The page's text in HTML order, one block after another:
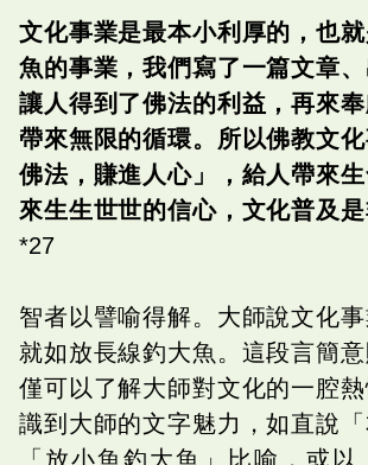
文化事業是最本小利厚的，也
魚的事業，我們寫了一篇文章、
讓人得到了佛法的利益，再來
帶來無限的循環。所以佛教文
佛法，賺進人心」，給人帶來
來生生世世的信心，文化普及是
*27
智者以譬喻得解。大師說文化事
就如放長線釣大魚。這段言簡
僅可以了解大師對文化的一腔
識到大師的文字魅力，如直說
「放小魚釣大魚」比喻，或